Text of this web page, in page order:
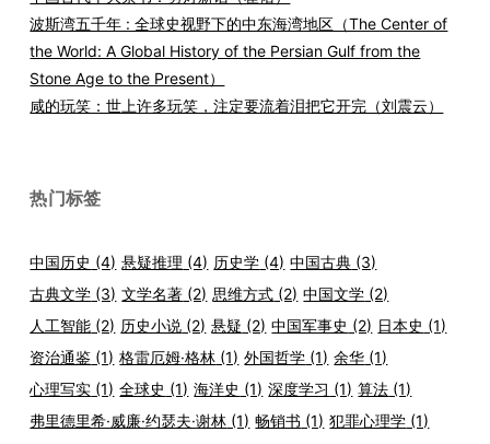
波斯湾五千年 : 全球史视野下的中东海湾地区（The Center of
the World: A Global History of the Persian Gulf from the
Stone Age to the Present）
咸的玩笑：世上许多玩笑，注定要流着泪把它开完（刘震云）
热门标签
中国历史 (4) 悬疑推理 (4) 历史学 (4) 中国古典 (3)
古典文学 (3) 文学名著 (2) 思维方式 (2) 中国文学 (2)
人工智能 (2) 历史小说 (2) 悬疑 (2) 中国军事史 (2) 日本史 (1)
资治通鉴 (1) 格雷厄姆·格林 (1) 外国哲学 (1) 余华 (1)
心理写实 (1) 全球史 (1) 海洋史 (1) 深度学习 (1) 算法 (1)
弗里德里希·威廉·约瑟夫·谢林 (1) 畅销书 (1) 犯罪心理学 (1)